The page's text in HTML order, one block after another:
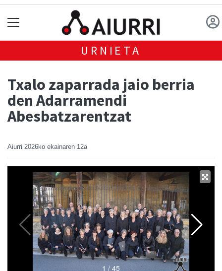
URNIETA
Txalo zaparrada jaio berria
den Adarramendi
Abesbatzarentzat
Aiurri 2026ko ekainaren 12a